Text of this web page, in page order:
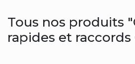
Tous nos produits
rapides et raccords